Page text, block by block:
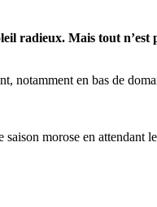
radieux. Mais tout n’est
notamment en bas de
morose en attendant